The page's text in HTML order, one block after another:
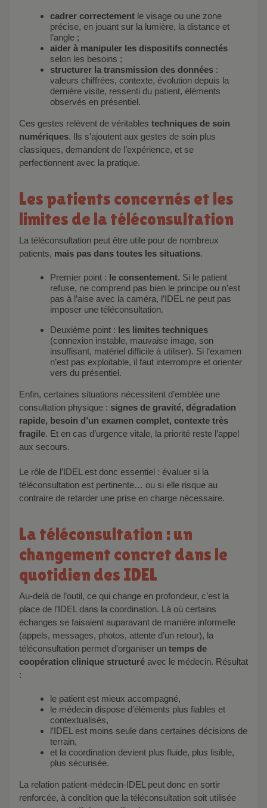
cadrer correctement le visage ou une zone
précise, en jouant sur la lumière, la distance et
l’angle ;
aider à manipuler les dispositifs connectés
selon les besoins ;
structurer la transmission des données :
valeurs chiffrées, contexte, évolution depuis la
dernière visite, ressenti du patient, éléments
observés en présentiel.
Ces gestes relèvent de véritables techniques de soin
numériques. Ils s’ajoutent aux gestes de soin plus
classiques, demandent de l’expérience, et se
perfectionnent avec la pratique.
Les patients concernés et les
limites de la téléconsultation
La téléconsultation peut être utile pour de nombreux
patients, mais pas dans toutes les situations.
Premier point : le consentement. Si le patient
refuse, ne comprend pas bien le principe ou n’est
pas à l’aise avec la caméra, l’IDEL ne peut pas
imposer une téléconsultation.
Deuxième point : les limites techniques
(connexion instable, mauvaise image, son
insuffisant, matériel difficile à utiliser). Si l’examen
n’est pas exploitable, il faut interrompre et orienter
vers du présentiel.
Enfin, certaines situations nécessitent d’emblée une
consultation physique : signes de gravité, dégradation
rapide, besoin d’un examen complet, contexte très
fragile. Et en cas d’urgence vitale, la priorité reste l’appel
aux secours.
Le rôle de l’IDEL est donc essentiel : évaluer si la
téléconsultation est pertinente… ou si elle risque au
contraire de retarder une prise en charge nécessaire.
La téléconsultation : un
changement concret dans le
quotidien des IDEL
Au-delà de l’outil, ce qui change en profondeur, c’est la
place de l’IDEL dans la coordination. Là où certains
échanges se faisaient auparavant de manière informelle
(appels, messages, photos, attente d’un retour), la
téléconsultation permet d’organiser un temps de
coopération clinique structuré avec le médecin. Résultat
:
le patient est mieux accompagné,
le médecin dispose d’éléments plus fiables et
contextualisés,
l’IDEL est moins seule dans certaines décisions de
terrain,
et la coordination devient plus fluide, plus lisible,
plus sécurisée.
La relation patient-médecin-IDEL peut donc en sortir
renforcée, à condition que la téléconsultation soit utilisée